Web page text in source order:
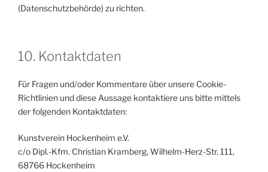
(Datenschutzbehörde) zu richten.
10. Kontaktdaten
Für Fragen und/oder Kommentare über unsere Cookie-
Richtlinien und diese Aussage kontaktiere uns bitte mittels
der folgenden Kontaktdaten:
Kunstverein Hockenheim e.V.
c/o Dipl.-Kfm. Christian Kramberg, Wilhelm-Herz-Str. 111,
68766 Hockenheim